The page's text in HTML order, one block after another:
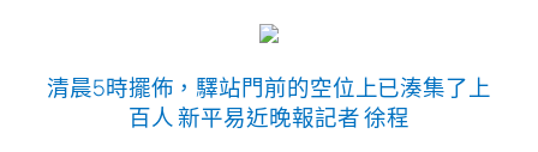
清晨5時擺佈，驛站門前的空位上已湊集了上
百人 新平易近晚報記者 徐程